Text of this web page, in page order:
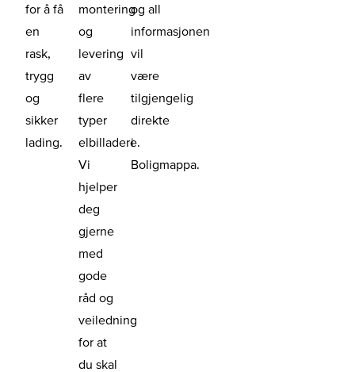
for å få
en
rask,
trygg
og
sikker
lading.
montering
og
levering
av
flere
typer
elbilladere.
Vi
hjelper
deg
gjerne
med
gode
råd og
veiledning
for at
du skal
og all
informasjonen
vil
være
tilgjengelig
direkte
i
Boligmappa.